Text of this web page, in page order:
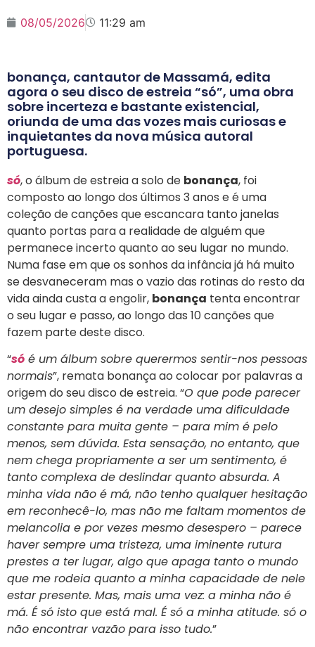
08/05/2026 11:29 am
bonança, cantautor de Massamá, edita
agora o seu disco de estreia “só”, uma obra
sobre incerteza e bastante existencial,
oriunda de uma das vozes mais curiosas e
inquietantes da nova música autoral
portuguesa.
só, o álbum de estreia a solo de bonança, foi
composto ao longo dos últimos 3 anos e é uma
coleção de canções que escancara tanto janelas
quanto portas para a realidade de alguém que
permanece incerto quanto ao seu lugar no mundo.
Numa fase em que os sonhos da infância já há muito
se desvaneceram mas o vazio das rotinas do resto da
vida ainda custa a engolir, bonança tenta encontrar
o seu lugar e passo, ao longo das 10 canções que
fazem parte deste disco.
“só é um álbum sobre querermos sentir-nos pessoas
normais”, remata bonança ao colocar por palavras a
origem do seu disco de estreia. “O que pode parecer
um desejo simples é na verdade uma dificuldade
constante para muita gente – para mim é pelo
menos, sem dúvida. Esta sensação, no entanto, que
nem chega propriamente a ser um sentimento, é
tanto complexa de deslindar quanto absurda. A
minha vida não é má, não tenho qualquer hesitação
em reconhecê-lo, mas não me faltam momentos de
melancolia e por vezes mesmo desespero – parece
haver sempre uma tristeza, uma iminente rutura
prestes a ter lugar, algo que apaga tanto o mundo
que me rodeia quanto a minha capacidade de nele
estar presente. Mas, mais uma vez: a minha não é
má. É só isto que está mal. É só a minha atitude. só o
não encontrar vazão para isso tudo.”